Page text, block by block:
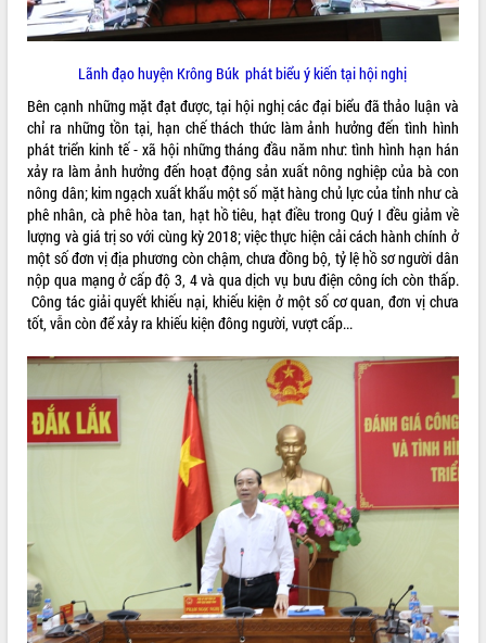
Đắk Lắk sơ kết 4 năm triển khai thực
hiện Đề án 06 của Chính phủ
Quy hoạch và Xúc tiến đầu tư tỉnh Đắk
Lắk
Khơi thông điểm nghẽn, đẩy nhanh
giải ngân vốn khắc phục thiên tai
HĐND tỉnh thông qua điều chỉnh Quy
hoạch tỉnh thời kỳ 2021-2030
Hội thảo góp ý hồ sơ điều chỉnh quy
hoạch tỉnh Đắk Lắk thời kỳ 2021-2030,
tầm nhìn đến năm 2050
Nâng cao hiệu quả hoạt động của các
doanh nghiệp nhà nước
truyền số liệu chuyên dùng phục vụ cơ
quan Đảng, Nhà nước
Lễ phát động chuỗi hoạt động chung
tay làm sạch môi trường
Xã Ea Kar bước chuyển mình trong
công tác cải cách hành chính mô hình
UBND tỉnh họp báo định kỳ tháng 4
Hội thảo khoa học “Giải pháp thúc đẩy
phát triển nền kinh tế xanh tại tỉnh
Đắk Lắk”
Lãnh đạo huyện Krông Búk phát biểu ý kiến tại hội nghị
Bên cạnh những mặt đạt được, tại hội nghị các đại biểu đã thảo luận và
chỉ ra những tồn tại, hạn chế thách thức làm ảnh hưởng đến tình hình
phát triển kinh tế - xã hội những tháng đầu năm như: tình hình hạn hán
xảy ra làm ảnh hưởng đến hoạt động sản xuất nông nghiệp của bà con
nông dân; kim ngạch xuất khẩu một số mặt hàng chủ lực của tỉnh như cà
phê nhân, cà phê hòa tan, hạt hồ tiêu, hạt điều trong Quý I đều giảm về
lượng và giá trị so với cùng kỳ 2018; việc thực hiện cải cách hành chính ở
một số đơn vị địa phương còn chậm, chưa đồng bộ, tỷ lệ hồ sơ người dân
nộp qua mạng ở cấp độ 3, 4 và qua dịch vụ bưu điện công ích còn thấp.
Công tác giải quyết khiếu nại, khiếu kiện ở một số cơ quan, đơn vị chưa
tốt, vẫn còn để xảy ra khiếu kiện đông người, vượt cấp...